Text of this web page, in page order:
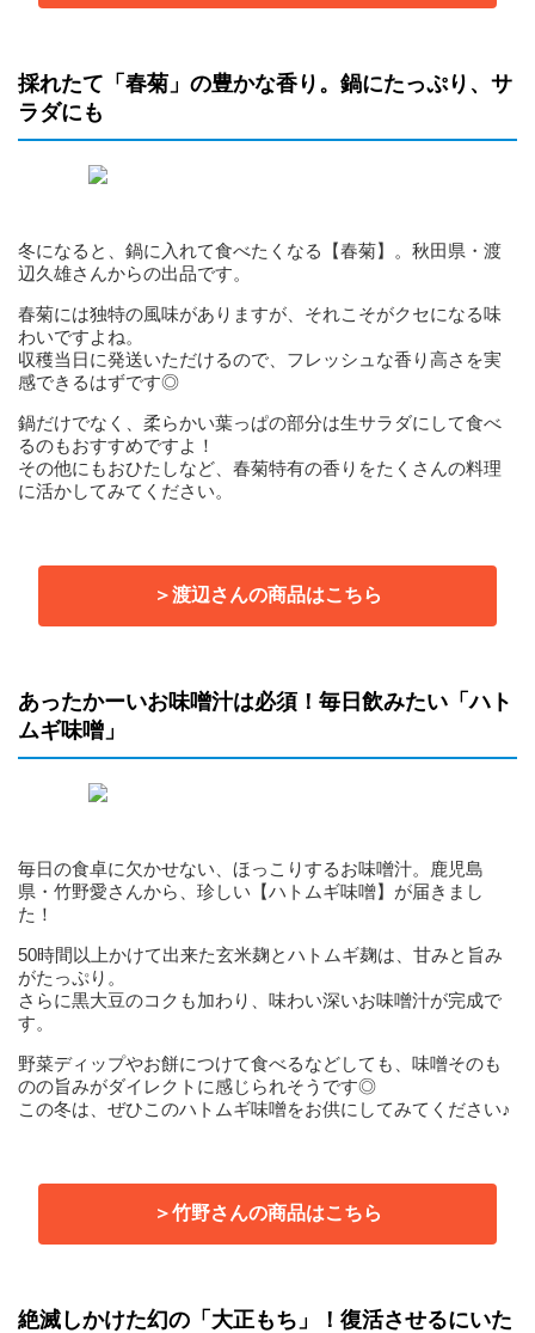
採れたて「春菊」の豊かな香り。鍋にたっぷり、サ
ラダにも
冬になると、鍋に入れて食べたくなる【春菊】。秋田県・渡
辺久雄さんからの出品です。
春菊には独特の風味がありますが、それこそがクセになる味
わいですよね。
収穫当日に発送いただけるので、フレッシュな香り高さを実
感できるはずです◎
鍋だけでなく、柔らかい葉っぱの部分は生サラダにして食べ
るのもおすすめですよ！
その他にもおひたしなど、春菊特有の香りをたくさんの料理
に活かしてみてください。
＞渡辺さんの商品はこちら
あったかーいお味噌汁は必須！毎日飲みたい「ハト
ムギ味噌」
毎日の食卓に欠かせない、ほっこりするお味噌汁。鹿児島
県・竹野愛さんから、珍しい【ハトムギ味噌】が届きまし
た！
50時間以上かけて出来た玄米麹とハトムギ麹は、甘みと旨み
がたっぷり。
さらに黒大豆のコクも加わり、味わい深いお味噌汁が完成で
す。
野菜ディップやお餅につけて食べるなどしても、味噌そのも
のの旨みがダイレクトに感じられそうです◎
この冬は、ぜひこのハトムギ味噌をお供にしてみてください♪
＞竹野さんの商品はこちら
絶滅しかけた幻の「大正もち」！復活させるにいた